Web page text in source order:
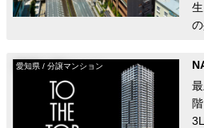
愛知県 / 分譲マンション